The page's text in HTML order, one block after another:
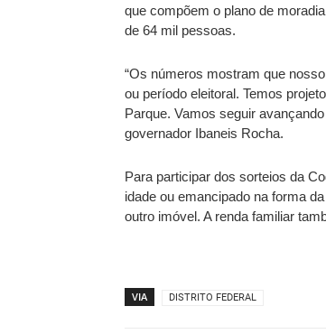
que compõem o plano de
de 64 mil pessoas.
“Os números mostram que
ou período eleitoral. Temos
Parque. Vamos seguir
governador Ibaneis Rocha.
Para participar dos sorteios da
idade ou emancipado na forma
outro imóvel. A renda familiar
VIA DISTRITO FEDERAL